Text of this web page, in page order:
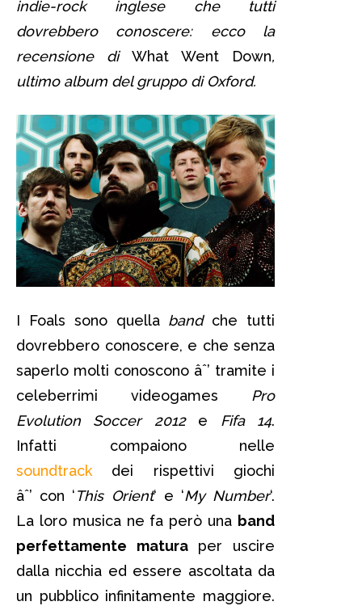
indie-rock inglese che tutti
dovrebbero conoscere: ecco la
recensione di What Went Down,
ultimo album del gruppo di Oxford.
I Foals sono quella bandche tutti
dovrebbero conoscere, e che senza
saperlo molti conoscono âˆ’ tramite i
celeberrimi videogames Pro
Evolution Soccer 2012e Fifa 14.
Infatti compaiono nelle
soundtrack dei rispettivi giochi
âˆ’ con ‘This Orient‘ e ‘My Number‘.
La loro musica ne fa però una band
perfettamente maturaper uscire
dalla nicchia ed essere ascoltata da
un pubblico infinitamente maggiore.